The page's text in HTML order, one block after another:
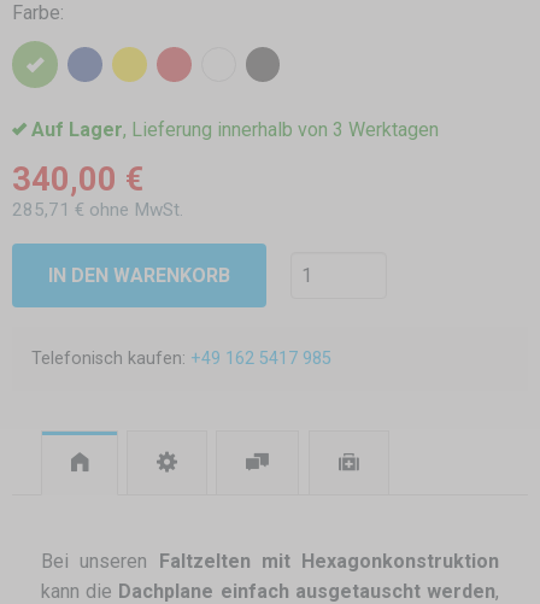
Farbe:
Auf Lager, Lieferung innerhalb von 3 Werktagen
340,00 €
285,71 € ohne MwSt.
IN DEN WARENKORB
Telefonisch kaufen: +49 162 5417 985
Bei unseren Faltzelten mit Hexagonkonstruktion
kann die Dachplane einfach ausgetauscht werden,